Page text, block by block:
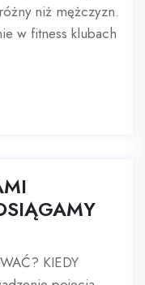
niż mężczyzn.
w fitness klubach
KIEDY